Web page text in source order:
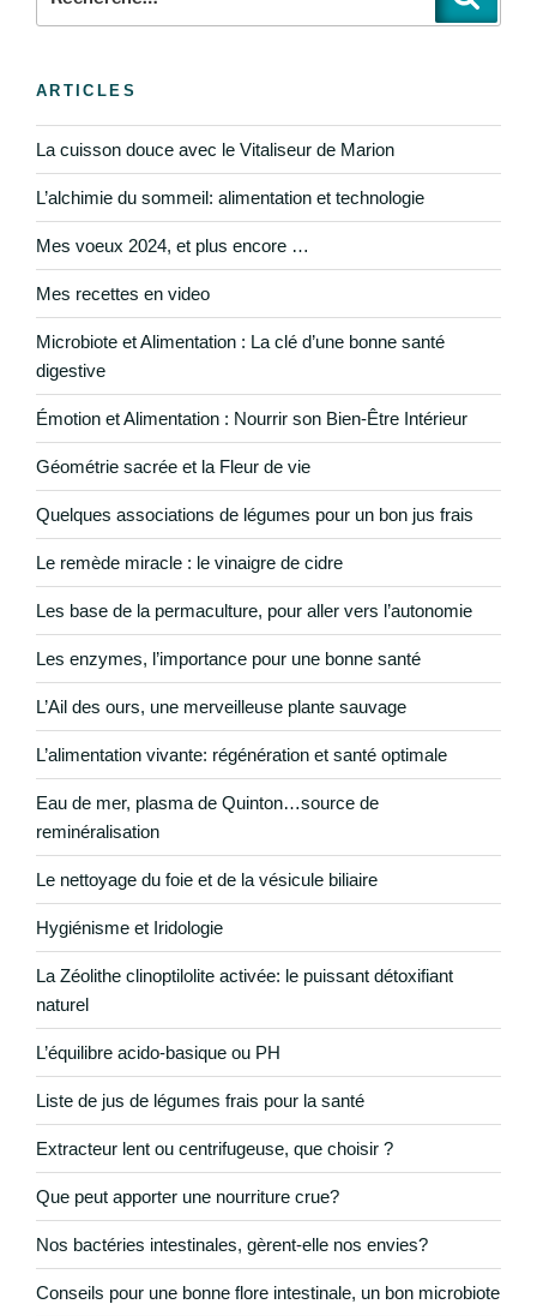
ARTICLES
La cuisson douce avec le Vitaliseur de Marion
L’alchimie du sommeil: alimentation et technologie
Mes voeux 2024, et plus encore …
Mes recettes en video
Microbiote et Alimentation : La clé d’une bonne santé
digestive
Émotion et Alimentation : Nourrir son Bien-Être Intérieur
Géométrie sacrée et la Fleur de vie
Quelques associations de légumes pour un bon jus frais
Le remède miracle : le vinaigre de cidre
Les base de la permaculture, pour aller vers l’autonomie
Les enzymes, l’importance pour une bonne santé
L’Ail des ours, une merveilleuse plante sauvage
L’alimentation vivante: régénération et santé optimale
Eau de mer, plasma de Quinton…source de
reminéralisation
Le nettoyage du foie et de la vésicule biliaire
Hygiénisme et Iridologie
La Zéolithe clinoptilolite activée: le puissant détoxifiant
naturel
L’équilibre acido-basique ou PH
Liste de jus de légumes frais pour la santé
Extracteur lent ou centrifugeuse, que choisir ?
Que peut apporter une nourriture crue?
Nos bactéries intestinales, gèrent-elle nos envies?
Conseils pour une bonne flore intestinale, un bon microbiote